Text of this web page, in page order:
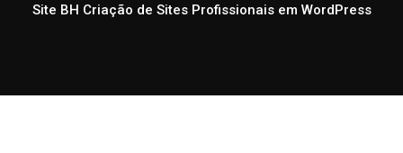
Site BH Criação de Sites Profissionais em WordPress